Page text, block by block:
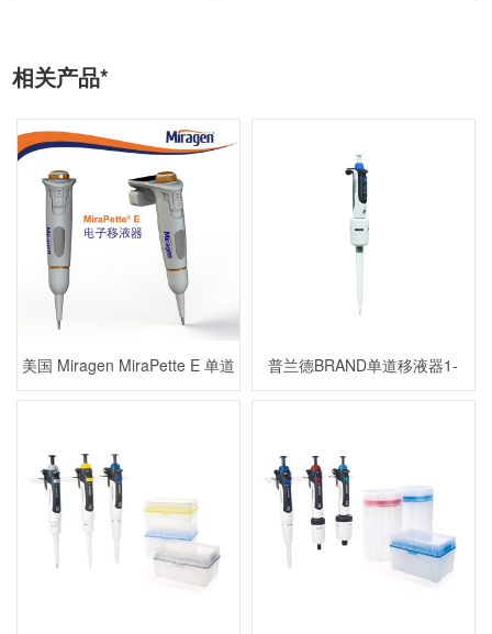
相关产品*
美国 Miragen MiraPette E 单道 普兰德BRAND单道移液器1-